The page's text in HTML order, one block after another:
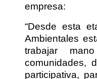
empresa:
“Desde esta
Ambientales
trabajar
comunidades,
participativa,